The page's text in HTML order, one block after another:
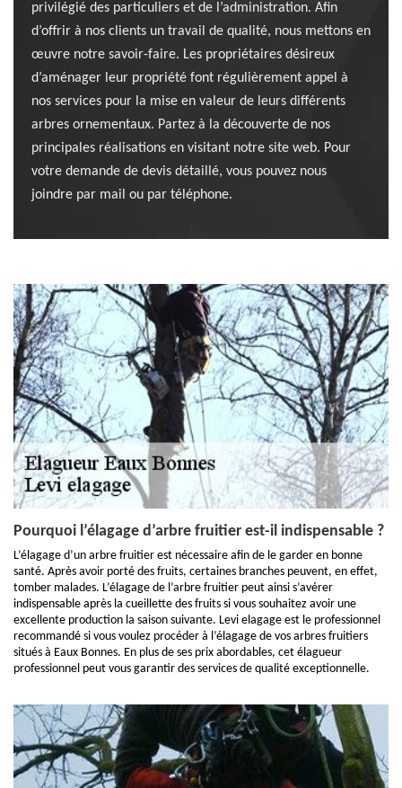
privilégié des particuliers et de l’administration. Afin
d’offrir à nos clients un travail de qualité, nous mettons en
œuvre notre savoir-faire. Les propriétaires désireux
d’aménager leur propriété font régulièrement appel à
nos services pour la mise en valeur de leurs différents
arbres ornementaux. Partez à la découverte de nos
principales réalisations en visitant notre site web. Pour
votre demande de devis détaillé, vous pouvez nous
joindre par mail ou par téléphone.
Pourquoi l’élagage d’arbre fruitier est-il indispensable ?
L’élagage d’un arbre fruitier est nécessaire afin de le garder en bonne
santé. Après avoir porté des fruits, certaines branches peuvent, en effet,
tomber malades. L’élagage de l’arbre fruitier peut ainsi s’avérer
indispensable après la cueillette des fruits si vous souhaitez avoir une
excellente production la saison suivante. Levi elagage est le professionnel
recommandé si vous voulez procéder à l’élagage de vos arbres fruitiers
situés à Eaux Bonnes. En plus de ses prix abordables, cet élagueur
professionnel peut vous garantir des services de qualité exceptionnelle.